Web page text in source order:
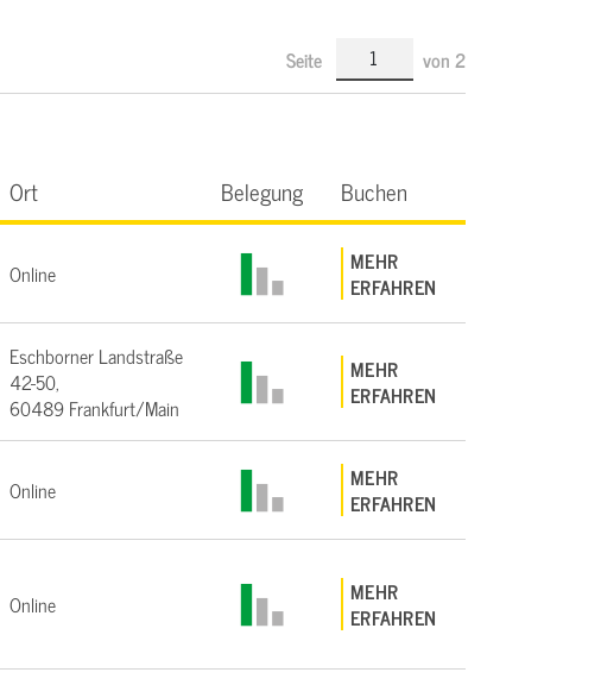
Seite von2
Ort Belegung Buchen
Online
MEHR
ERFAHREN
Eschborner Landstraße
42-50,
60489 Frankfurt/Main
MEHR
ERFAHREN
Online
MEHR
ERFAHREN
Online
MEHR
ERFAHREN